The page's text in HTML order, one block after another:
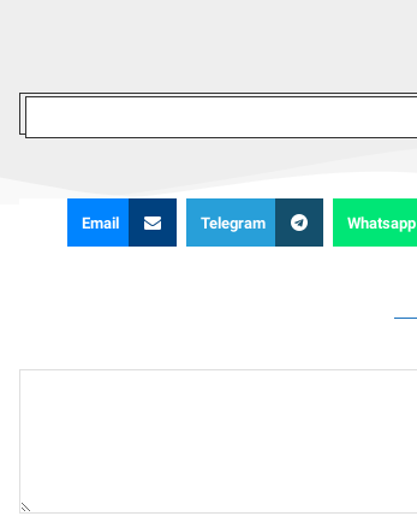
Whatsapp
Telegram
Email